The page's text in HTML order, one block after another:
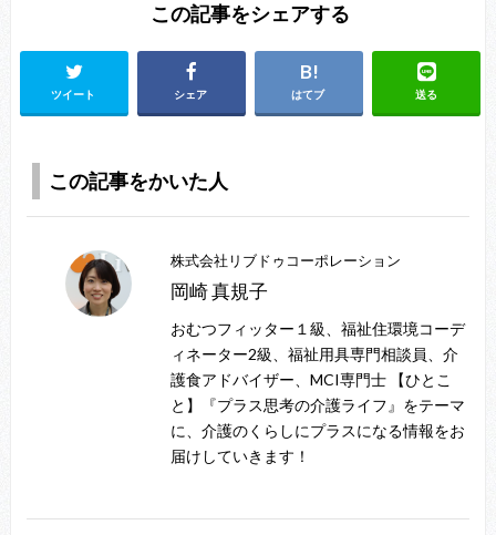
この記事をシェアする
ツイート シェア はてブ 送る
この記事をかいた人
株式会社リブドゥコーポレーション
岡崎 真規子
おむつフィッター１級、福祉住環境コーデ
ィネーター2級、福祉用具専門相談員、介
護食アドバイザー、MCI専門士 【ひとこ
と】『プラス思考の介護ライフ』をテーマ
に、介護のくらしにプラスになる情報をお
届けしていきます！